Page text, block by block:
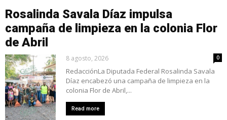
Rosalinda Savala Díaz impulsa
campaña de limpieza en la colonia Flor
de Abril
8 agosto, 2026 0
RedacciónLa Diputada Federal Rosalinda Savala
Díaz encabezó una campaña de limpieza en la
colonia Flor de Abril,...
Read more